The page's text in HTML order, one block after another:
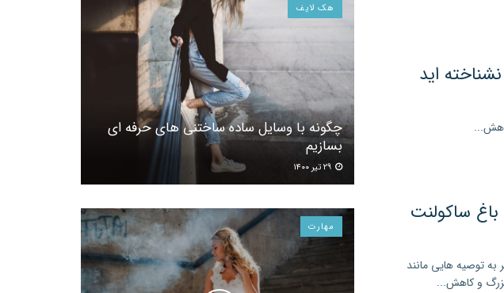
اید
ساکولنت
به توصیه هایی مانند
و کاهش...
هک لایف
چگونه با وسایل ساده ساختنی های حرفه ای
بسازیم
مهارت